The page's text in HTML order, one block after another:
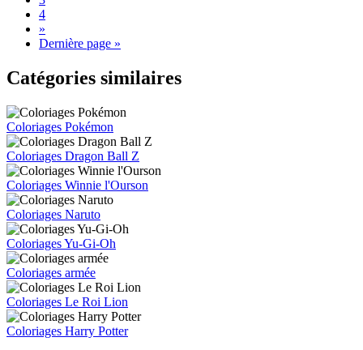
4
»
Dernière page »
Catégories similaires
Coloriages Pokémon
Coloriages Dragon Ball Z
Coloriages Winnie l'Ourson
Coloriages Naruto
Coloriages Yu-Gi-Oh
Coloriages armée
Coloriages Le Roi Lion
Coloriages Harry Potter